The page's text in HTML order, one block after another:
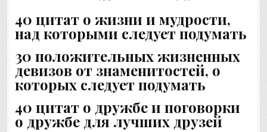
40 цитат о жизни и мудрости,
над которыми следует подумать
30 положительных жизненных
девизов от знаменитостей, о
которых следует подумать
40 цитат о дружбе и поговорки
о дружбе для лучших друзей